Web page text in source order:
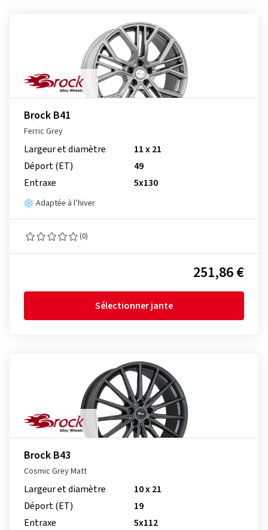
Brock B41
Ferric Grey
Largeur et diamètre
11 x 21
Déport (ET)
49
Entraxe
5x130
Adaptée à l’hiver
(0)
251,86 €
Sélectionner jante
Brock B43
Cosmic Grey Matt
Largeur et diamètre
10 x 21
Déport (ET)
19
Entraxe
5x112